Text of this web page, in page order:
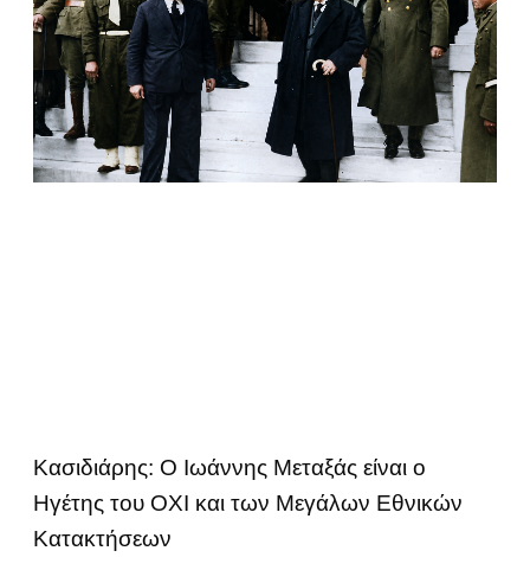
Κασιδιάρης: Ο Ιωάννης Μεταξάς είναι ο
Ηγέτης του ΟΧΙ και των Μεγάλων Εθνικών
Κατακτήσεων